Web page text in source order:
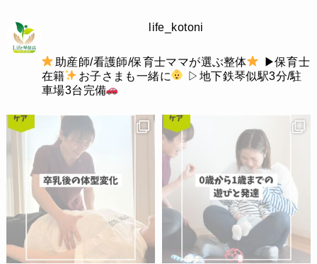
life_kotoni
助産師/看護師/保育士ママが選ぶ整体
▶︎保育士
在籍
お子さまも一緒に
▷地下鉄琴似駅3分/駐
車場3台完備